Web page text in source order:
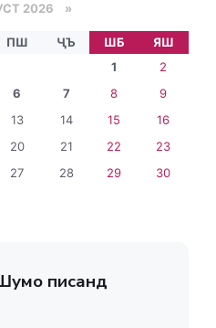
2026 »
ПШ ҶЪ ШБ
ЯШ
1
2
6 7 8
9
13 14 15
16
20 21 22
23
27 28 29
30
писанд